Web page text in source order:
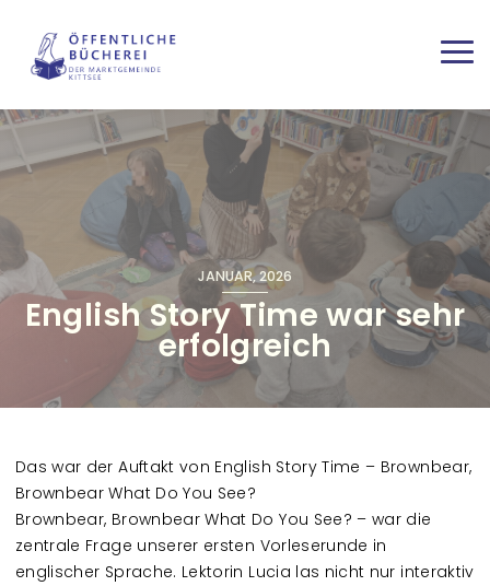
JANUAR, 2026
English Story Time war sehr
erfolgreich
Das war der Auftakt von English Story Time – Brownbear,
Brownbear What Do You See?
Brownbear, Brownbear What Do You See? – war die
zentrale Frage unserer ersten Vorleserunde in
englischer Sprache. Lektorin Lucia las nicht nur interaktiv